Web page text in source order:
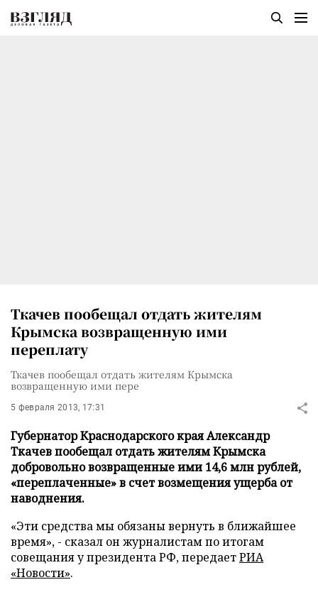
Ткачев пообещал отдать жителям
Крымска возвращенную ими
переплату
Ткачев пообещал отдать жителям Крымска
возвращенную ими пере
5 февраля 2013, 17:31
Губернатор Краснодарского края Александр
Ткачев пообещал отдать жителям Крымска
добровольно возвращенные ими 14,6 млн рублей,
«переплаченные» в счет возмещения ущерба от
наводнения.
«Эти средства мы обязаны вернуть в ближайшее
время», - сказал он журналистам по итогам
совещания у президента РФ, передаетРИА
«Новости».